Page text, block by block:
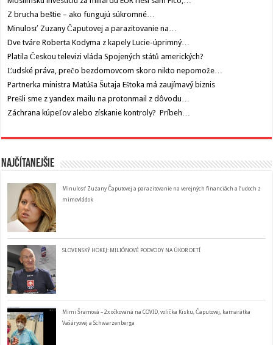
Z brucha beštie – ako fungujú súkromné…
Minulosť Zuzany Čaputovej a parazitovanie na…
Dve tváre Roberta Kodyma z kapely Lucie-úprimný…
Platila Českou televizi vláda Spojených států amerických?
Ľudské práva, prečo bezdomovcom skoro nikto nepomože…
Partnerka ministra Matúša Šutaja Eštoka má zaujímavý biznis
Prešli sme z yandex mailu na protonmail z dôvodu…
Záchrana kúpeľov alebo získanie kontroly? Príbeh…
Najčítanejšie
Minulosť Zuzany Čaputovej a parazitovanie na verejných financiách a ľudoch z
mimovládok
SLOVENSKÝ HOKEJ: MILIÓNOVÉ PODVODY NA ÚKOR DETÍ
Mimi Šramová – 2x očkovaná na COVID, volička Kisku, Čaputovej, kamarátka
Vašáryovej a Schwarzenberga